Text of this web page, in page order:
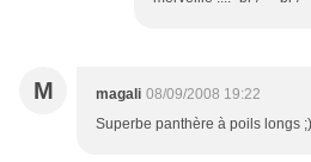
M magali 08/09/2008 19:22
Superbe panthère à poils longs ;)